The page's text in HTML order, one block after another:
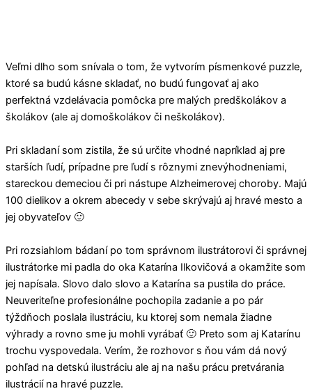
Veľmi dlho som snívala o tom, že vytvorím písmenkové puzzle,
ktoré sa budú kásne skladať, no budú fungovať aj ako
perfektná vzdelávacia pomôcka pre malých predškolákov a
školákov (ale aj domoškolákov či neškolákov).
Pri skladaní som zistila, že sú určite vhodné napríklad aj pre
starších ľudí, prípadne pre ľudí s rôznymi znevýhodneniami,
stareckou demeciou či pri nástupe Alzheimerovej choroby. Majú
100 dielikov a okrem abecedy v sebe skrývajú aj hravé mesto a
jej obyvateľov 🙂
Pri rozsiahlom bádaní po tom správnom ilustrátorovi či správnej
ilustrátorke mi padla do oka Katarína Ilkovičová a okamžite som
jej napísala. Slovo dalo slovo a Katarína sa pustila do práce.
Neuveriteľne profesionálne pochopila zadanie a po pár
týždňoch poslala ilustráciu, ku ktorej som nemala žiadne
výhrady a rovno sme ju mohli vyrábať 🙂 Preto som aj Katarínu
trochu vyspovedala. Verím, že rozhovor s ňou vám dá nový
pohľad na detskú ilustráciu ale aj na našu prácu pretvárania
ilustrácií na hravé puzzle.